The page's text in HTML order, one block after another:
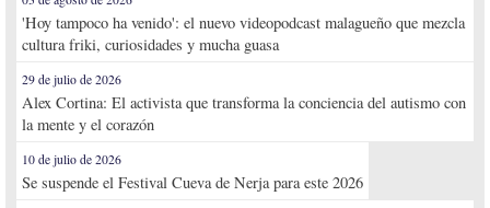
'Hoy tampoco ha venido': el nuevo videopodcast malagueño que mezcla
cultura friki, curiosidades y mucha guasa
29 de julio de 2026
Alex Cortina: El activista que transforma la conciencia del autismo con
la mente y el corazón
10 de julio de 2026
Se suspende el Festival Cueva de Nerja para este 2026